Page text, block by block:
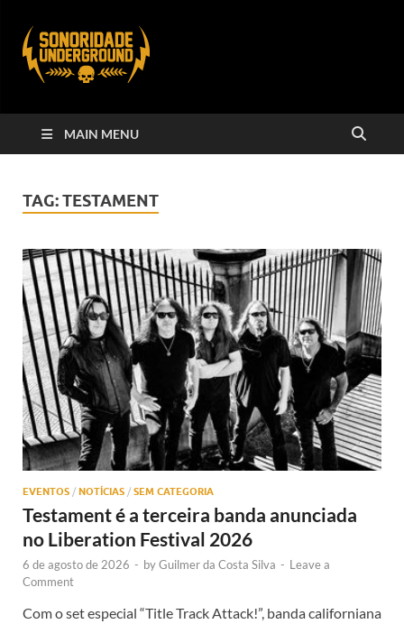
MAIN MENU
TAG:TESTAMENT
EVENTOS / NOTÍCIAS / SEM CATEGORIA
Testament é a terceira banda anunciada
no Liberation Festival 2026
6 de agosto de 2026 - byGuilmer da Costa Silva - Leave a
Comment
Com o set especial “Title Track Attack!”, banda californiana